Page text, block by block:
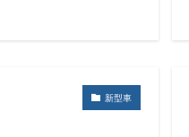
新型車